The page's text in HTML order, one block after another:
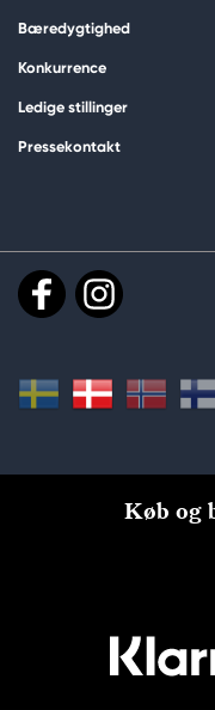
Bæredygtighed
Konkurrence
Ledige stillinger
Pressekontakt
Køb og